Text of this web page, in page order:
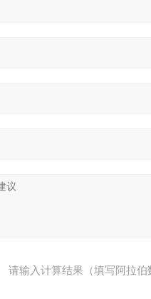
请输入计算结果（填写阿拉